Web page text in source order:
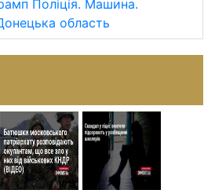
Поліція. Машина.
область